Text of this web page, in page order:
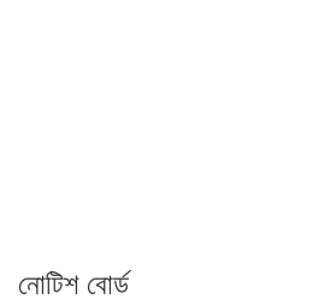
নোটিশ বোর্ড